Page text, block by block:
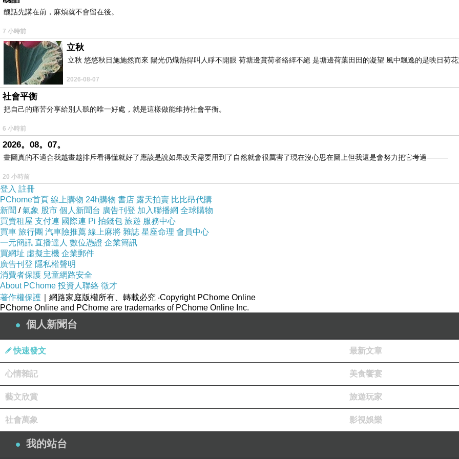
醜話先講在前，麻煩就不會留在後。
7 小時前
立秋
立秋 悠悠秋日施施然而來 陽光仍熾熱得叫人睜不開眼 荷塘邊賞荷者絡繹不絕 是塘邊荷葉田田的凝望 風中飄逸的是映日荷
2026-08-07
社會平衡
把自己的痛苦分享給別人聽的唯一好處，就是這樣做能維持社會平衡。
6 小時前
2026。08。07。
畫圖真的不適合我越畫越排斥看得懂就好了應該是說如果改天需要用到了自然就會很厲害了現在沒心思在圖上但我還是會努力把它考過———
20 小時前
登入 註冊
PChome首頁 線上購物 24h購物 書店 露天拍賣 比比昂代購
新聞 /氣象 股市 個人新聞台 廣告刊登 加入聯播網 全球購物
買賣租屋 支付連 國際連 Pi 拍錢包 旅遊 服務中心
買車 旅行團 汽車險推薦 線上麻將 雜誌 星座命理 會員中心
一元簡訊 直播達人 數位憑證 企業簡訊
買網址 虛擬主機 企業郵件
廣告刊登 隱私權聲明
消費者保護 兒童網路安全
About PChome 投資人聯絡 徵才
著作權保護 ｜網路家庭版權所有、轉載必究 ‧Copyright PChome Online
PChome Online and PChome are trademarks of PChome Online Inc.
個人新聞台
快速發文 最新文章
心情雜記 美食饗宴
藝文欣賞 旅遊玩家
社會萬象 影視娛樂
我的站台